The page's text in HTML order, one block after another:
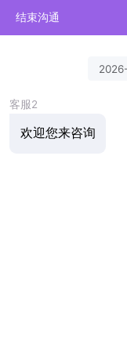
结束沟通
客服2
欢迎您来咨询